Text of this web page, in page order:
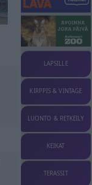
LAPSILLE
KIRPPIS & VINTAGE
LUONTO & RETKEILY
KEIKAT
TERASSIT